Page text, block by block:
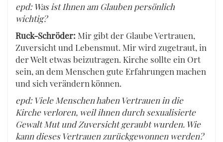
epd: Was ist Ihnen am Glauben persönlich
wichtig?
Ruck-Schröder: Mir gibt der Glaube Vertrauen,
Zuversicht und Lebensmut. Mir wird zugetraut, in
der Welt etwas beizutragen. Kirche sollte ein Ort
sein, an dem Menschen gute Erfahrungen machen
und sich verändern können.
epd: Viele Menschen haben Vertrauen in die
Kirche verloren, weil ihnen durch sexualisierte
Gewalt Mut und Zuversicht geraubt wurden. Wie
kann dieses Vertrauen zurückgewonnen werden?